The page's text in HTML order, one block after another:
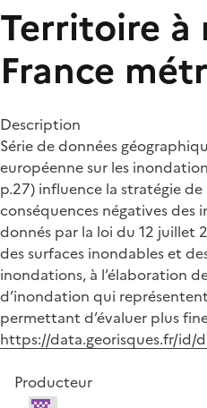
Territoire à
France
Description
Série de données
européenne sur les
p.27) influence la stratégie
conséquences négatives des
donnés par la loi du 12 juillet
des surfaces inondables et
inondations, à l’élaboration
d’inondation qui
permettant d’évaluer plus
https://data.georisques.fr/id/
Producteur